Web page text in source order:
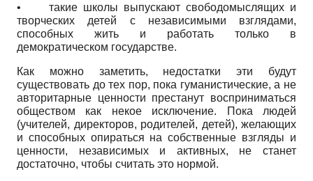
• такие школы выпускают свободомыслящих и
творческих детей с независимыми взглядами,
способных жить и работать только в
демократическом государстве.
Как можно заметить, недостатки эти будут
существовать до тех пор, пока гуманистические, а не
авторитарные ценности престанут восприниматься
обществом как некое исключение. Пока людей
(учителей, директоров, родителей, детей), желающих
и способных опираться на собственные взгляды и
ценности, независимых и активных, не станет
достаточно, чтобы считать это нормой.